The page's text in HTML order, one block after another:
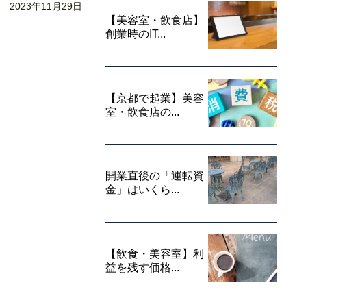
2023年11月29日
【美容室・飲食店】
創業時のIT...
【京都で起業】美容
室・飲食店の...
開業直後の「運転資
金」はいくら...
【飲食・美容室】利
益を残す価格...